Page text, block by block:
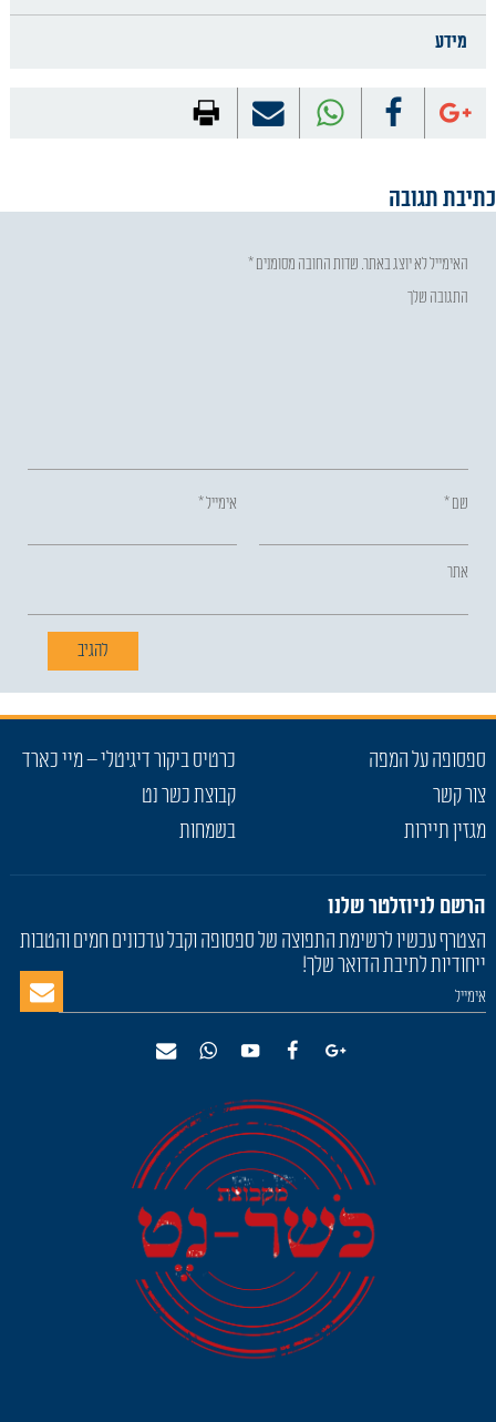
מידע
כתיבת תגובה
האימייל לא יוצג באתר. שדות החובה מסומנים*
התגובה שלך
שם* אימייל*
אתר
ספסופה על המפה
צור קשר
מגזין תיירות
כרטיס ביקור דיגיטלי – מיי כארד
קבוצת כשר נט
בשמחות
הרשם לניוזלטר שלנו
הצטרף עכשיו לרשימת התפוצה של ספסופה וקבל עדכונים חמים והטבות
ייחודיות לתיבת הדואר שלך!